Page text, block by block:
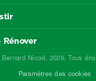
Bernard Nicod, 2026. Tous
Paramètres des cookies